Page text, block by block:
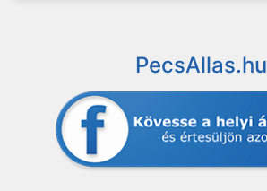
PecsAllas.hu